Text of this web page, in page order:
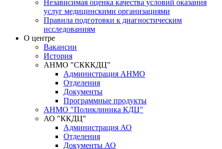
Независимая оценка качества условий оказания
услуг медицинскими организациями
Правила подготовки к диагностическим
исследованиям
О центре
Вакансии
История
АНМО "СКККДЦ"
Администрация АНМО
Отделения
Документы
Программные продукты
АНМО "Поликлиника КДЦ"
АО "ККДЦ"
Администрация АО
Отделения
Документы АО